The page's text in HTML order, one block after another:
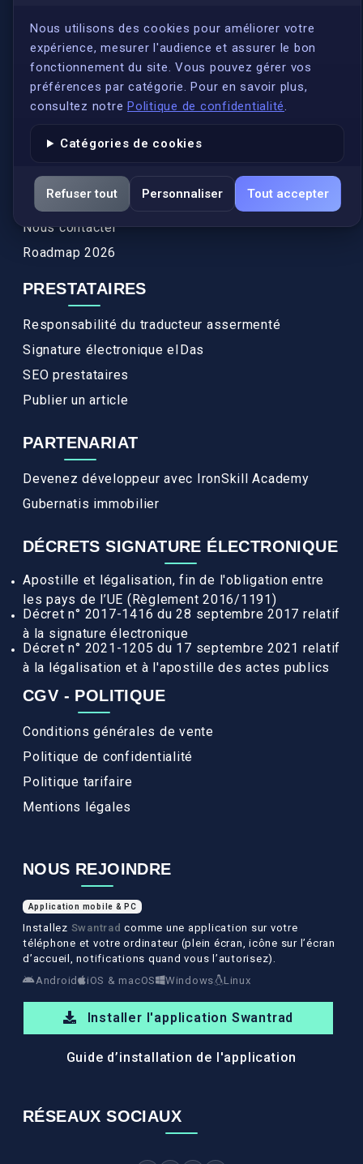
Nous utilisons des cookies pour améliorer votre
expérience, mesurer l'audience et assurer le bon
fonctionnement du site. Vous pouvez gérer vos
préférences par catégorie. Pour en savoir plus,
consultez notre Politique de confidentialité.
Catégories de cookies
Refuser tout Personnaliser Tout accepter
S'inscrire
Qui sommes-nous ?
Conformité
Annuaires des traducteurs assermentés
Actualités
Services
FAQ
Nous contacter
Roadmap 2026
PRESTATAIRES
Responsabilité du traducteur assermenté
Signature électronique eIDas
SEO prestataires
Publier un article
PARTENARIAT
Devenez développeur avec IronSkill Academy
Gubernatis immobilier
DÉCRETS SIGNATURE ÉLECTRONIQUE
Apostille et légalisation, fin de l'obligation entre
les pays de l’UE (Règlement 2016/1191)
Décret n° 2017-1416 du 28 septembre 2017 relatif
à la signature électronique
Décret n° 2021-1205 du 17 septembre 2021 relatif
à la légalisation et à l'apostille des actes publics
CGV - POLITIQUE
Conditions générales de vente
Politique de confidentialité
Politique tarifaire
Mentions légales
NOUS REJOINDRE
Application mobile & PC
Installez Swantrad comme une application sur votre
téléphone et votre ordinateur (plein écran, icône sur l’écran
d’accueil, notifications quand vous l’autorisez).
Android
iOS & macOS Windows Linux
Installer l'application Swantrad
Guide d’installation de l'application
RÉSEAUX SOCIAUX